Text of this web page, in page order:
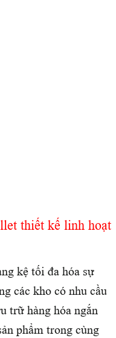
thiết kế linh hoạt
kệ tối đa hóa sự
các kho có nhu cầu
trữ hàng hóa ngắn
phẩm trong cùng